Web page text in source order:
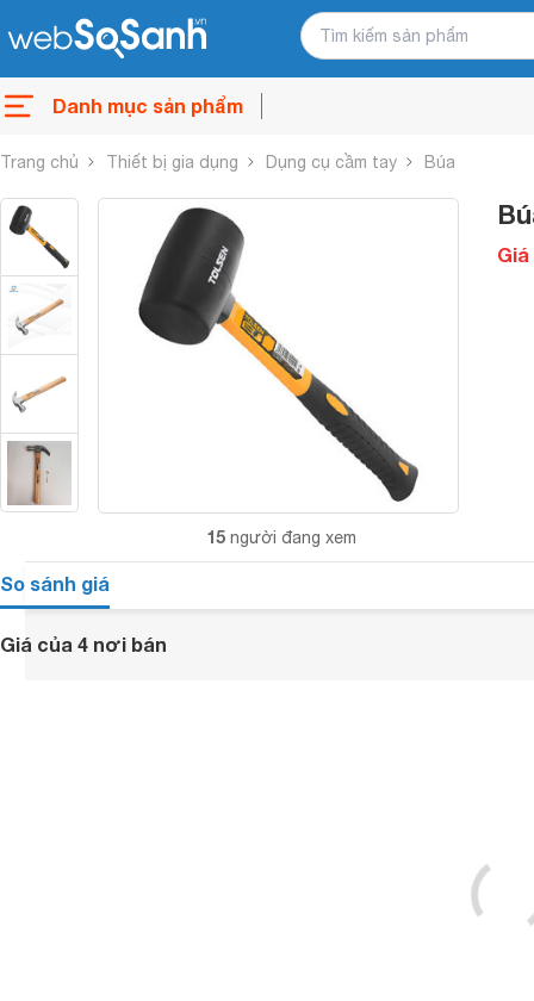
Danh mục sản phẩm
Trang chủ Thiết bị gia dụng Dụng cụ cầm tay Búa
15 người đang xem
So sánh giá
Giá của 4 nơi bán